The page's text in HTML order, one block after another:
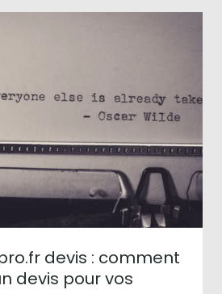
devis : comment
devis pour vos